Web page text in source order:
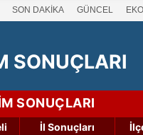
SON DAKİKA GÜNCEL
SONUÇLARI
SONUÇLARI
İl Sonuçları